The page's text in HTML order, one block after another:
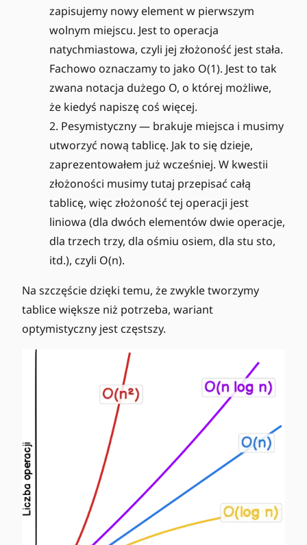
zapisujemy nowy element w pierwszym
wolnym miejscu. Jest to operacja
natychmiastowa, czyli jej złożoność jest stała.
Fachowo oznaczamy to jako O(1). Jest to tak
zwana notacja dużego O, o której możliwe,
że kiedyś napiszę coś więcej.
Pesymistyczny — brakuje miejsca i musimy
utworzyć nową tablicę. Jak to się dzieje,
zaprezentowałem już wcześniej. W kwestii
złożoności musimy tutaj przepisać całą
tablicę, więc złożoność tej operacji jest
liniowa (dla dwóch elementów dwie operacje,
dla trzech trzy, dla ośmiu osiem, dla stu sto,
itd.), czyli O(n).
Na szczęście dzięki temu, że zwykle tworzymy
tablice większe niż potrzeba, wariant
optymistyczny jest częstszy.